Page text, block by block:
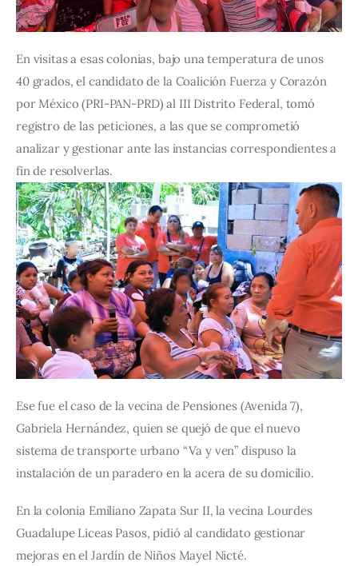
En visitas a esas colonias, bajo una temperatura de unos
40 grados, el candidato de la Coalición Fuerza y Corazón
por México (PRI-PAN-PRD) al III Distrito Federal, tomó
registro de las peticiones, a las que se comprometió
analizar y gestionar ante las instancias correspondientes a
fin de resolverlas.
Ese fue el caso de la vecina de Pensiones (Avenida 7),
Gabriela Hernández, quien se quejó de que el nuevo
sistema de transporte urbano “Va y ven” dispuso la
instalación de un paradero en la acera de su domicilio.
En la colonia Emiliano Zapata Sur II, la vecina Lourdes
Guadalupe Liceas Pasos, pidió al candidato gestionar
mejoras en el Jardín de Niños Mayel Nicté.